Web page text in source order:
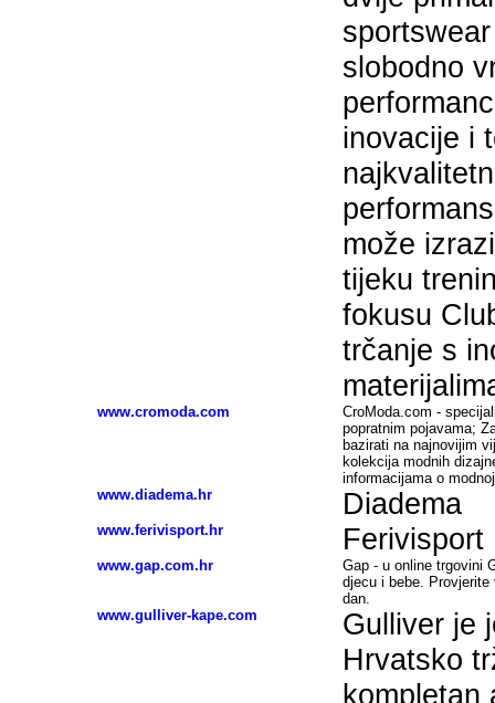
slobodno
inovacije i
može
tijeku
fokusu
trčanje s
www.cromoda.com
CroModa.com -
popratnim pojavama;
bazirati na najnovijim
kolekcija modnih
informacijama o
www.diadema.hr
Diadema
www.ferivisport.hr Ferivisport
www.gap.com.hr
Gap - u online trgovini
djecu i bebe.
dan.
www.gulliver-kape.com
Gulliver je
Hrvatsko
kompletan